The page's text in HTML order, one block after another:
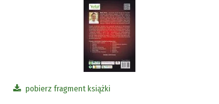
pobierz fragment książki